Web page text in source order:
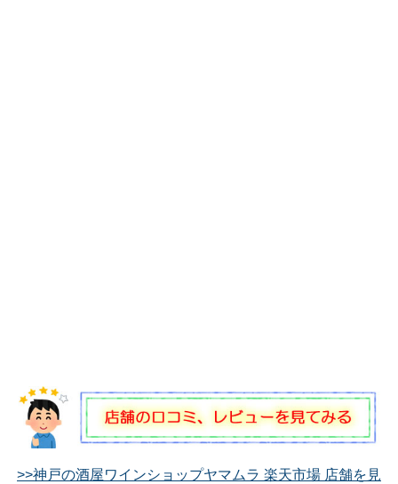
>>神戸の酒屋ワインショップヤマムラ 楽天市場 店舗を見